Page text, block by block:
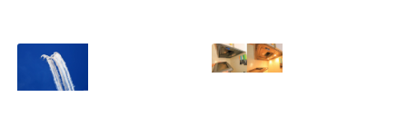
ド対応
2023.10.14
チレス水栓にDIY
で交換